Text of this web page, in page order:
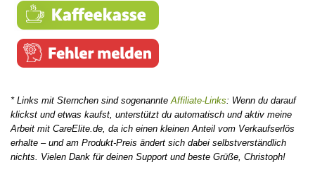
* Links mit Sternchen sind sogenannteAffiliate-Links: Wenn du darauf
klickst und etwas kaufst, unterstützt du automatisch und aktiv meine
Arbeit mit CareElite.de, da ich einen kleinen Anteil vom Verkaufserlös
erhalte – und am Produkt-Preis ändert sich dabei selbstverständlich
nichts. Vielen Dank für deinen Support und beste Grüße, Christoph!